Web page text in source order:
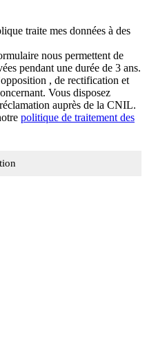
traite mes données à des
nous permettent de
pendant une durée de 3 ans.
, de rectification et
Vous disposez
auprès de la CNIL.
politique de traitement des